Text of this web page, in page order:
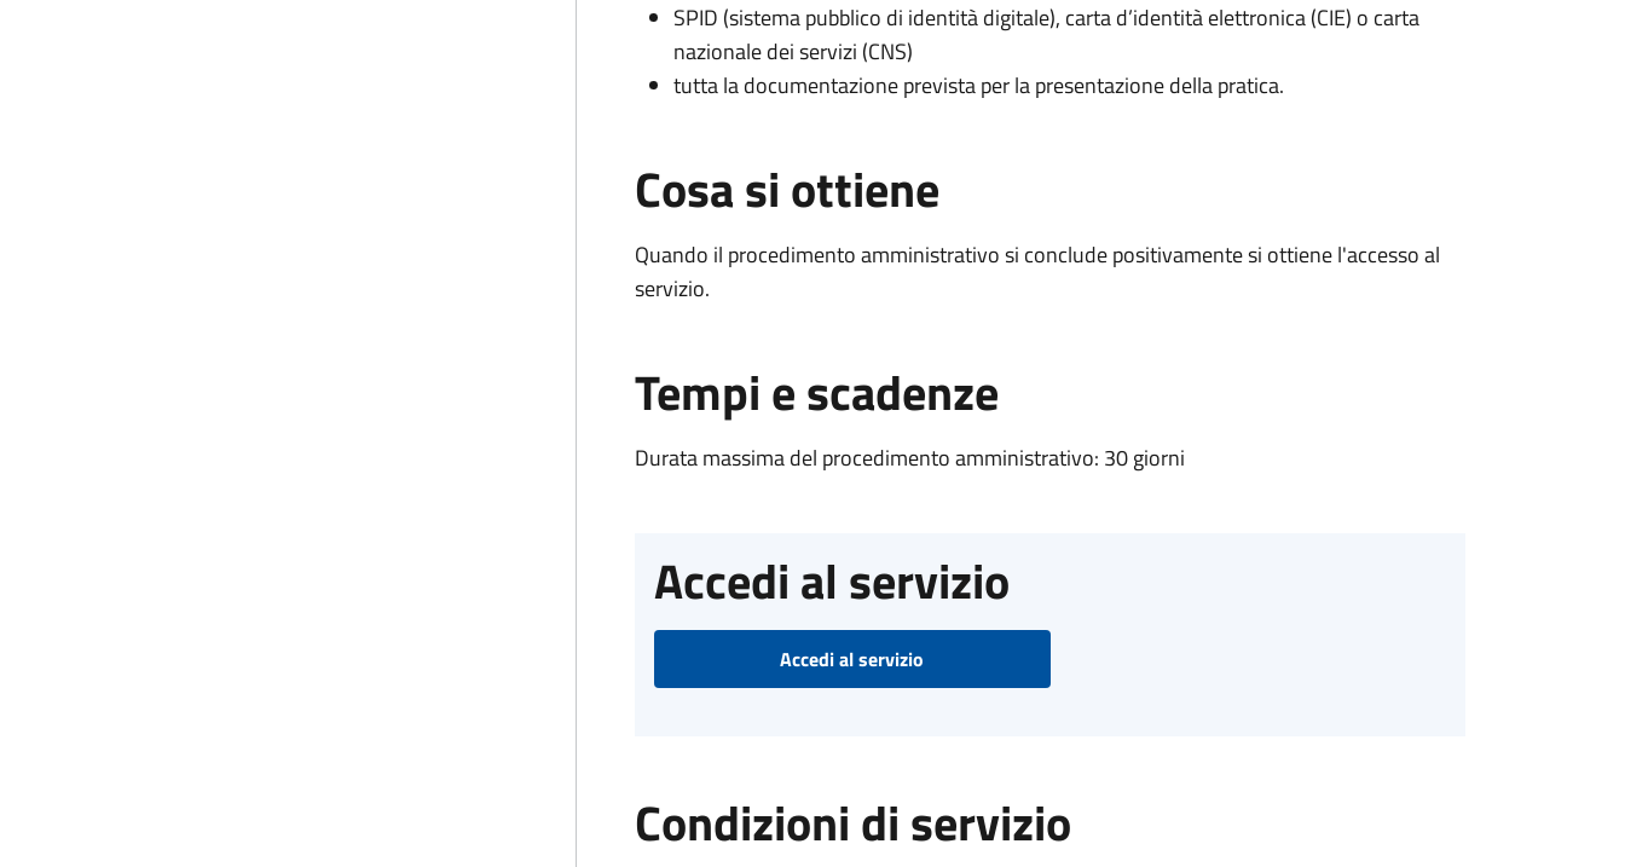
SPID (sistema pubblico di identità digitale), carta d’identità elettronica (CIE) o carta
nazionale dei servizi (CNS)
tutta la documentazione prevista per la presentazione della pratica.
Cosa si ottiene
Quando il procedimento amministrativo si conclude positivamente si ottiene l'accesso al
servizio.
Tempi e scadenze
Durata massima del procedimento amministrativo: 30 giorni
Accedi al servizio
Accedi al servizio
Condizioni di servizio